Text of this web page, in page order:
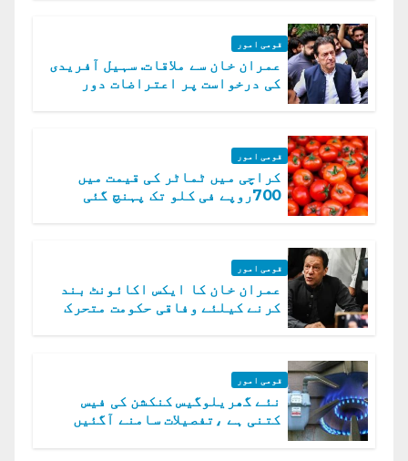
قومی امور
عمران خان سے ملاقات. سہیل آفریدی
کی درخواست پر اعتراضات دور
قومی امور
کراچی میں ٹماٹر کی قیمت میں
700روپے فی کلو تک پہنچ گئی
قومی امور
عمران خان کا ایکس اکائونٹ بند
کرنے کیلئے وفاقی حکومت متحرک
قومی امور
نئے گھریلوگیس کنکشن کی فیس
کتنی ہے ،تفصیلات سامنے آگئیں